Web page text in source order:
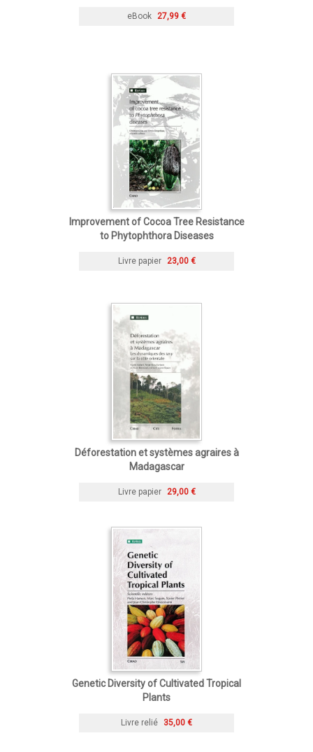
eBook 27,99 €
Improvement of Cocoa Tree Resistance
to Phytophthora Diseases
Livre papier 23,00 €
Déforestation et systèmes agraires à
Madagascar
Livre papier 29,00 €
Genetic Diversity of Cultivated Tropical
Plants
Livre relié 35,00 €